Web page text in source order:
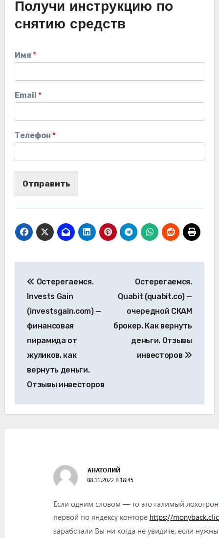
Получи инструкцию по
снятию средств
Имя *
Email *
Телефон *
Отправить
по
записям
Остерегаемся.
Invests Gain
(investsgain.com) —
финансовая
пирамида от
жуликов. как
вернуть деньги.
Отзывы инвесторов
Остерегаемся.
Quabit (quabit.co) —
очередной СКАМ
брокер. Как вернуть
деньги. Отзывы
инвесторов